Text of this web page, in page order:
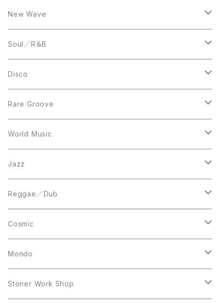
LP
12inch
LP
New Wave
12inch
LP
Soul／R＆B
LP
12inch
Disco
7inch
12inch
LP
Acetate Press
10inch
Rare Groove
12inch
LP
World Music
12inch
LP
Jazz
LP
12inch
Reggae／Dub
LP
12inch
Cosmic
12inch
LP
Mondo
LP
Stoner Work Shop